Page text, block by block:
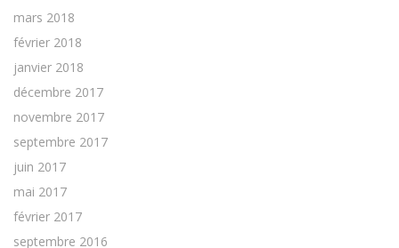
mars 2018
février 2018
janvier 2018
décembre 2017
novembre 2017
septembre 2017
juin 2017
mai 2017
février 2017
septembre 2016